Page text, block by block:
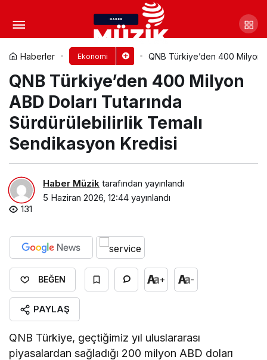
Haberler Ekonomi QNB Türkiye’den 400 Milyon
QNB Türkiye’den 400 Milyon
ABD Doları Tutarında
Sürdürülebilirlik Temalı
Sendikasyon Kredisi
Haber Müzik tarafından yayınlandı
5 Haziran 2026, 12:44 yayınlandı
131
BEĞEN + -
PAYLAŞ
QNB Türkiye, geçtiğimiz yıl uluslararası
piyasalardan sağladığı 200 milyon ABD doları
Tüketici Fiyat Endeksi, Mayıs
Yorum Yap